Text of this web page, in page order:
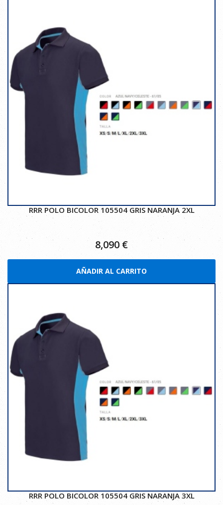
RRR POLO BICOLOR 105504 GRIS NARANJA 2XL
8,090€
AÑADIR AL CARRITO
RRR POLO BICOLOR 105504 GRIS NARANJA 3XL